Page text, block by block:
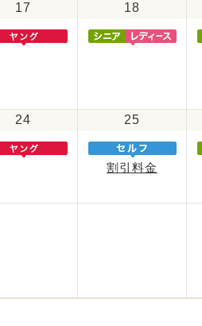
17 18
24 25
割引料金